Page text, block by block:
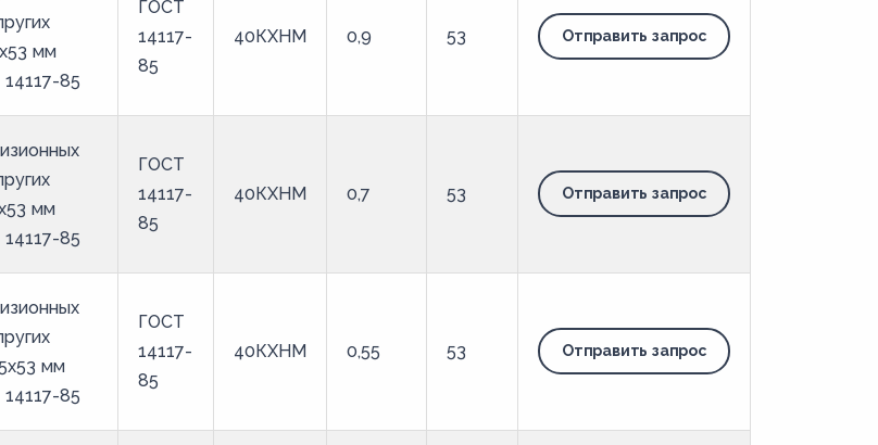
мм
85
ГОСТ
14117-
85
40КХНМ 0,9 53 Отправить запрос
мм
85
ГОСТ
14117-
85
40КХНМ 0,7 53 Отправить запрос
мм
85
ГОСТ
14117-
85
40КХНМ 0,55 53 Отправить запрос